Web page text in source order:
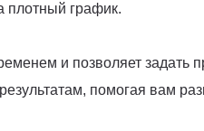
плотный график.
и позволяет
помогая вам